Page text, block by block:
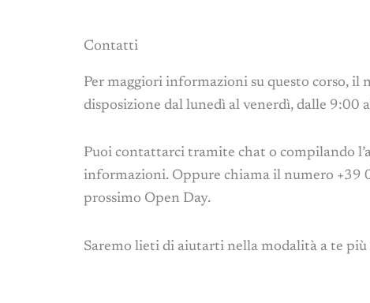
Contatti
Per maggiori informazioni su questo corso,
disposizione dal lunedì al venerdì, dalle 9:00
Puoi contattarci tramite chat o compilando
informazioni. Oppure chiama il numero +39
prossimo Open Day.
Saremo lieti di aiutarti nella modalità a te più